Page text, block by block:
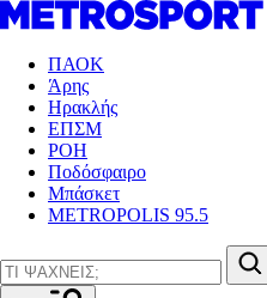
ΠΑΟΚ
Άρης
Ηρακλής
ΕΠΣΜ
ΡΟΗ
Ποδόσφαιρο
Μπάσκετ
METROPOLIS 95.5